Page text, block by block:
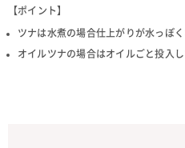
【ポイント】
ツナは水煮の場合仕上がりが水っぽ
オイルツナの場合はオイルごと投入